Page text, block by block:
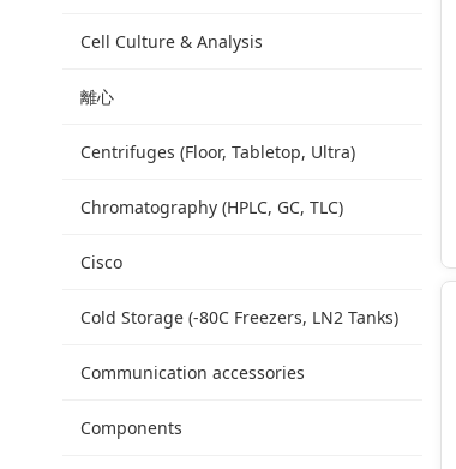
Cell Culture & Analysis
離心
Centrifuges (Floor, Tabletop, Ultra)
Chromatography (HPLC, GC, TLC)
Cisco
Cold Storage (-80C Freezers, LN2 Tanks)
Communication accessories
Components